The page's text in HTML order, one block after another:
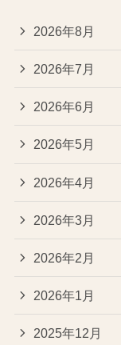
2026年8月
2026年7月
2026年6月
2026年5月
2026年4月
2026年3月
2026年2月
2026年1月
2025年12月